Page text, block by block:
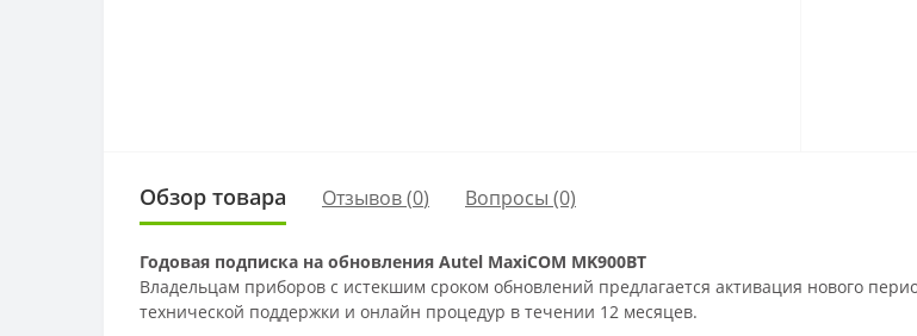
Обзор товара Отзывов (0) Вопросы (0)
Годовая подписка на обновления Autel MaxiCOM MK900BT
Владельцам приборов с истекшим сроком обновлений предлагается активация нового
технической поддержки и онлайн процедур в течении 12 месяцев.